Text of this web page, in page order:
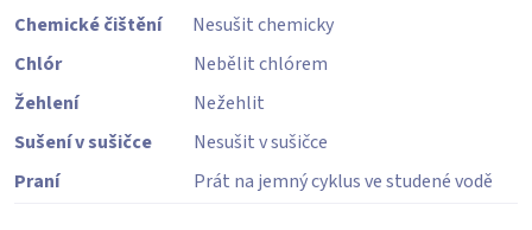
Chemické čištění
Nesušit chemicky
Chlór
Nebělit chlórem
Žehlení
Nežehlit
Sušení v sušičce
Nesušit v sušičce
Praní
Prát na jemný cyklus ve studené vodě